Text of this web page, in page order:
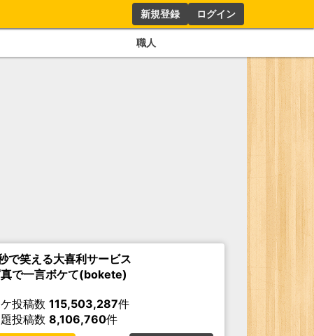
新規登録 ログイン
職人
で笑える大喜利サービス
で一言ボケて(bokete)
投稿数 115,503,287件
投稿数 8,106,760件